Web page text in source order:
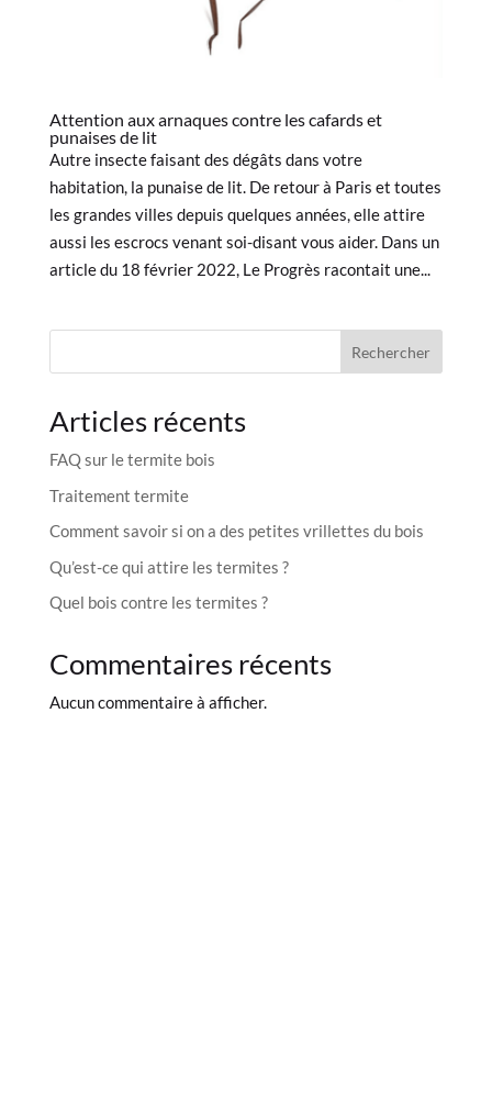
Attention aux arnaques contre les cafards et
punaises de lit
Autre insecte faisant des dégâts dans votre
habitation, la punaise de lit. De retour à Paris et toutes
les grandes villes depuis quelques années, elle attire
aussi les escrocs venant soi-disant vous aider. Dans un
article du 18 février 2022, Le Progrès racontait une...
Rechercher
Articles récents
FAQ sur le termite bois
Traitement termite
Comment savoir si on a des petites vrillettes du bois
Qu’est-ce qui attire les termites ?
Quel bois contre les termites ?
Commentaires récents
Aucun commentaire à afficher.